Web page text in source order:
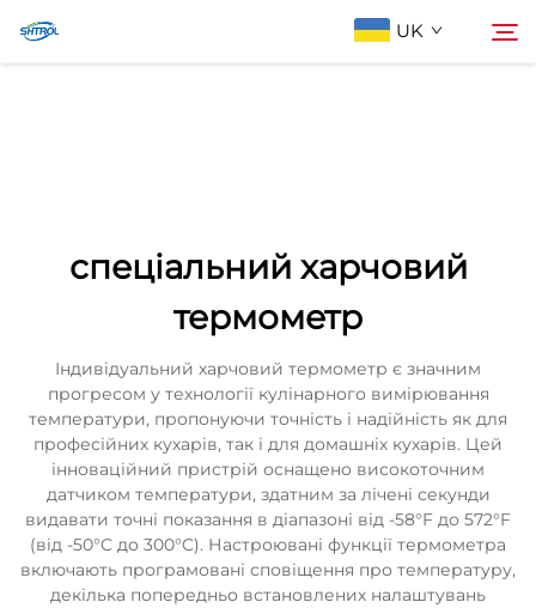
UK
Зв'яжіться з нами
спеціальний харчовий
термометр
Індивідуальний харчовий термометр є значним
прогресом у технології кулінарного вимірювання
температури, пропонуючи точність і надійність як для
професійних кухарів, так і для домашніх кухарів. Цей
інноваційний пристрій оснащено високоточним
датчиком температури, здатним за лічені секунди
видавати точні показання в діапазоні від -58°F до 572°F
(від -50°C до 300°C). Настроювані функції термометра
включають програмовані сповіщення про температуру,
декілька попередньо встановлених налаштувань